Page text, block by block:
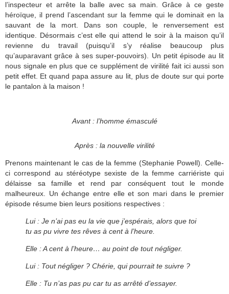
l’inspecteur et arrête la balle avec sa main. Grâce à ce geste
héroïque, il prend l’ascendant sur la femme qui le dominait en la
sauvant de la mort. Dans son couple, le renversement est
identique. Désormais c’est elle qui attend le soir à la maison qu’il
revienne du travail (puisqu’il s’y réalise beaucoup plus
qu’auparavant grâce à ses super-pouvoirs). Un petit épisode au lit
nous signale en plus que ce supplément de virilité fait ici aussi son
petit effet. Et quand papa assure au lit, plus de doute sur qui porte
le pantalon à la maison !
Avant : l’homme émasculé
Après : la nouvelle virilité
Prenons maintenant le cas de la femme (Stephanie Powell). Celle-
ci correspond au stéréotype sexiste de la femme carriériste qui
délaisse sa famille et rend par conséquent tout le monde
malheureux. Un échange entre elle et son mari dans le premier
épisode résume bien leurs positions respectives :
Lui : Je n’ai pas eu la vie que j’espérais, alors que toi
tu as pu vivre tes rêves à cent à l’heure.
Elle : A cent à l’heure… au point de tout négliger.
Lui : Tout négliger ? Chérie, qui pourrait te suivre ?
Elle : Tu n’as pas pu car tu as arrêté d’essayer.